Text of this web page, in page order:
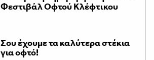
Φεστιβάλ Οφτού Κλέφτικου
Σου έχουμε τα καλύτερα στέκια
για οφτό!